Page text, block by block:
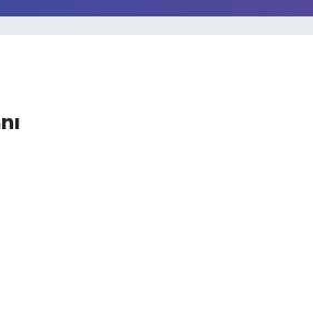
6862,09000 %0.19